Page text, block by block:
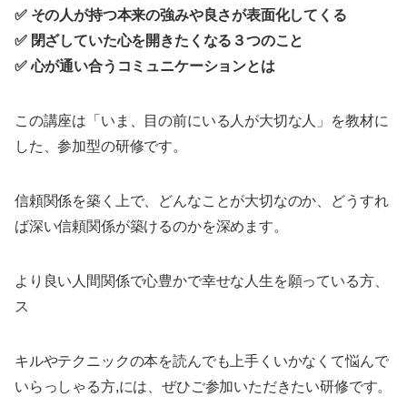
✅ その人が持つ本来の強みや良さが表面化してくる
✅ 閉ざしていた心を開きたくなる３つのこと
✅ 心が通い合うコミュニケーションとは
この講座は「いま、目の前にいる人が大切な人」を教材に
した、参加型の研修です。
信頼関係を築く上で、どんなことが大切なのか、どうすれ
ば深い信頼関係が築けるのかを深めます。
より良い人間関係で心豊かで幸せな人生を願っている方、
ス
キルやテクニックの本を読んでも上手くいかなくて悩んで
いらっしゃる方,には、ぜひご参加いただきたい研修です。